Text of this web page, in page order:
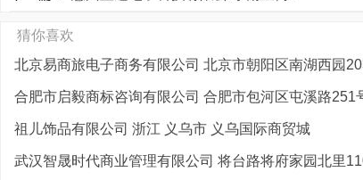
猜你喜欢
北京易商旅电子商务有限公司 北京市朝阳区南湖西园
合肥市启毅商标咨询有限公司 合肥市包河区屯溪路251
祖儿饰品有限公司 浙江 义乌市 义乌国际商贸城
武汉智晟时代商业管理有限公司 将台路将府家园北里